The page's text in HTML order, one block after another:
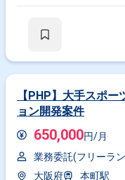
【PHP】大手スポ
ョン開発案件
650,000円/月
業務委託(フリーラ
大阪府
本町駅